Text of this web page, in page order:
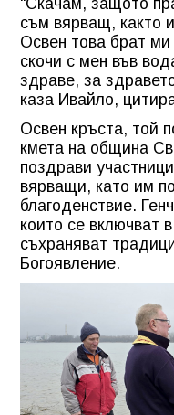
"Скачам, защото
съм вярващ, както
Освен това брат
скочи с мен във
здраве, за
каза Ивайло,
Освен кръста, той
кмета на община
поздрави
вярващи, като им
благоденствие.
които се включват
съхраняват
Богоявление.